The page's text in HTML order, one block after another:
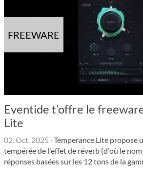
FREEWARE
Eventide t’offre le
Lite
02. Oct. 2025 ·Tempe­rance Lite propose
tempérée de l'effet de réverb (d'où le
réponses basées sur les 12 tons de la